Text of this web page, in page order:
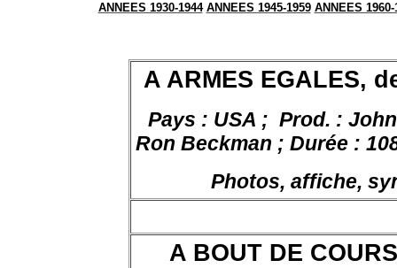
ANNEES 1930-1944 ANNEES 1945-1959 ANNEES 1960-
A ARMES EGALES,
Pays : USA ; Prod. :
Ron Beckman ; Durée :
Photos, affiche,
A BOUT DE